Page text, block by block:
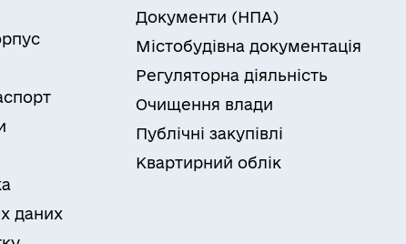
даних
Документи (НПА)
Містобудівна документація
Регуляторна діяльність
Очищення влади
Публічні закупівлі
Квартирний облік